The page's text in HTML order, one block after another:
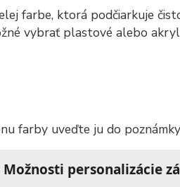
farbe, ktorá podčiarkuje
vybrať plastové alebo
farby uveďte ju do
Možnosti personalizácie